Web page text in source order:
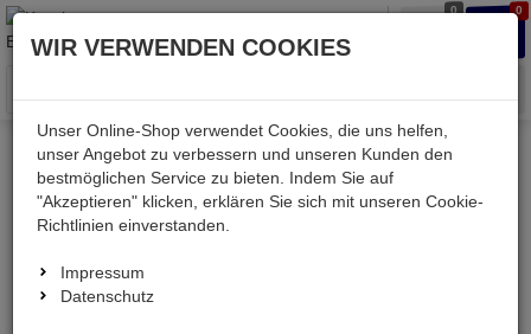
0 0
Menü
Weiter einkaufen Kessler electronic MAX4081SAUA
MAX4081SAUA
WIR VERWENDEN COOKIES
Unser Online-Shop verwendet Cookies, die uns helfen,
unser Angebot zu verbessern und unseren Kunden den
bestmöglichen Service zu bieten. Indem Sie auf
"Akzeptieren" klicken, erklären Sie sich mit unseren Cookie-
Richtlinien einverstanden.
Impressum
Datenschutz